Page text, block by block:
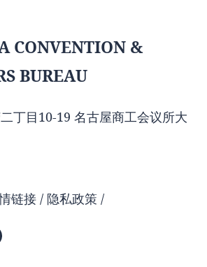
CONVENTION &
BUREAU
丁目10-19 名古屋商工会议所大
链接 隐私政策